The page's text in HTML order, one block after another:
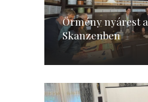
Örmény nyárest a
Skanzenben